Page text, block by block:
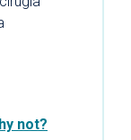
not?